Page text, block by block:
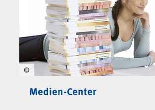
©
Medien-Center